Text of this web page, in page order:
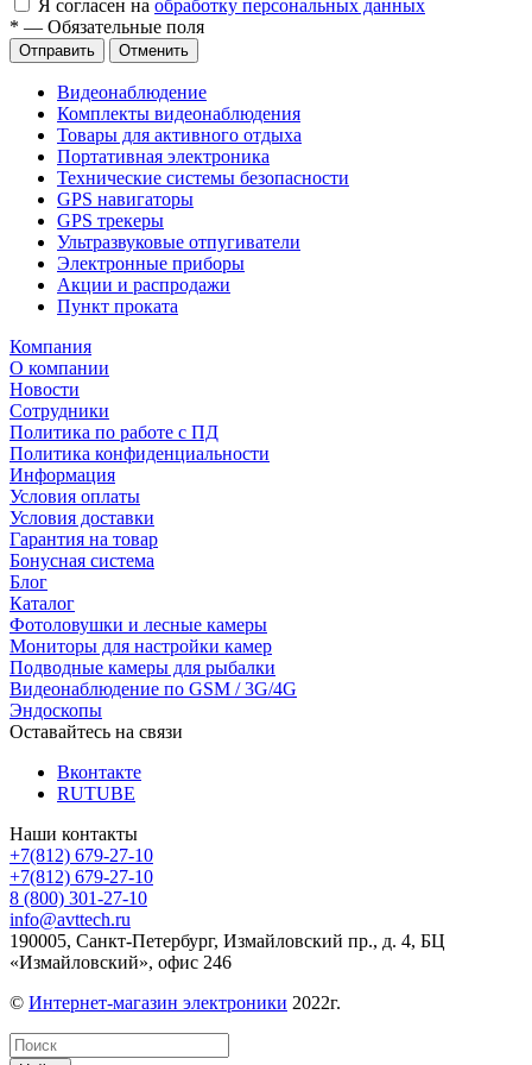
Я согласен на обработку персональных данных
* — Обязательные поля
Отправить Отменить
Видеонаблюдение
Комплекты видеонаблюдения
Товары для активного отдыха
Портативная электроника
Технические системы безопасности
GPS навигаторы
GPS трекеры
Ультразвуковые отпугиватели
Электронные приборы
Акции и распродажи
Пункт проката
Компания
О компании
Новости
Сотрудники
Политика по работе с ПД
Политика конфиденциальности
Информация
Условия оплаты
Условия доставки
Гарантия на товар
Бонусная система
Блог
Каталог
Фотоловушки и лесные камеры
Мониторы для настройки камер
Подводные камеры для рыбалки
Видеонаблюдение по GSM / 3G/4G
Эндоскопы
Оставайтесь на связи
Вконтакте
RUTUBE
Наши контакты
+7(812) 679-27-10
+7(812) 679-27-10
8 (800) 301-27-10
info@avttech.ru
190005, Санкт-Петербург, Измайловский пр., д. 4, БЦ
«Измайловский», офис 246
© Интернет-магазин электроники 2022г.